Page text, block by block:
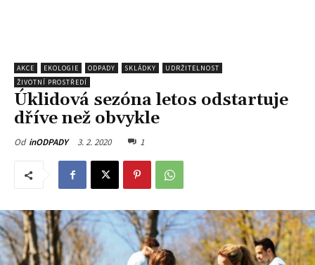
AKCE EKOLOGIE ODPADY SKLÁDKY
UDRŽITELNOST
ŽIVOTNÍ PROSTŘEDÍ
Úklidová sezóna letos odstartuje
dříve než obvykle
Od inODPADY 3. 2. 2020 1